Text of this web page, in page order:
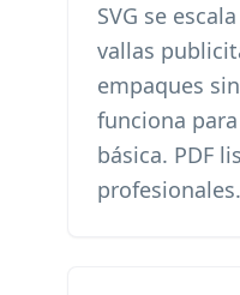
SVG se
vallas
empaques
funciona
básica. PDF
profesionales.